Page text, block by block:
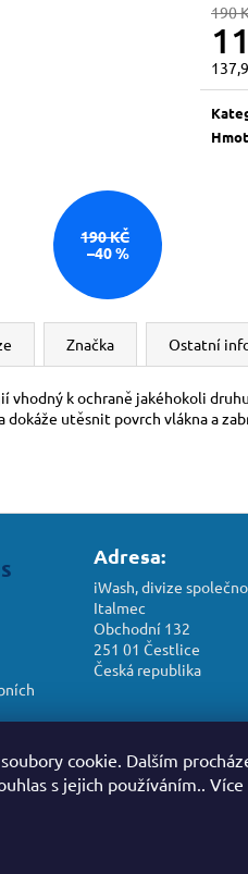
cookie. Dalším
s jejich používáním..
190
cena:
190 KČ
–40 %
Značka Ostatní
k ochraně jakéhokoli
utěsnit povrch vlákna a
Adresa:
iWash, divize
Italmec
Obchodní 132
251 01 Čestlice
Česká republika